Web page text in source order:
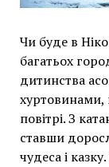
Чи буде в
багатьох
дитинства
повітрі. З
ставши
чудеса і